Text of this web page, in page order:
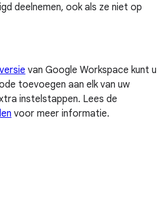
deelnemen, ook als ze niet op
van Google Workspace kunt u
toevoegen aan elk van uw
instelstappen. Lees de
voor meer informatie.